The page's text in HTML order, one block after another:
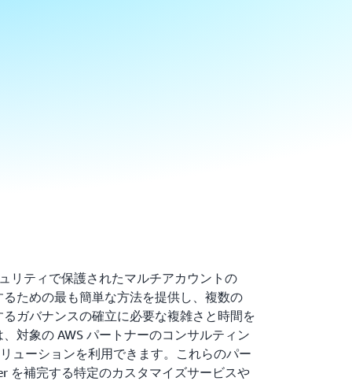
リティで保護されたマルチアカウントの
ための最も簡単な方法を提供し、複数の
ガバナンスの確立に必要な複雑さと時間を
対象の AWS パートナーのコンサルティン
ューションを利用できます。これらのパー
を補完する特定のカスタマイズサービスや